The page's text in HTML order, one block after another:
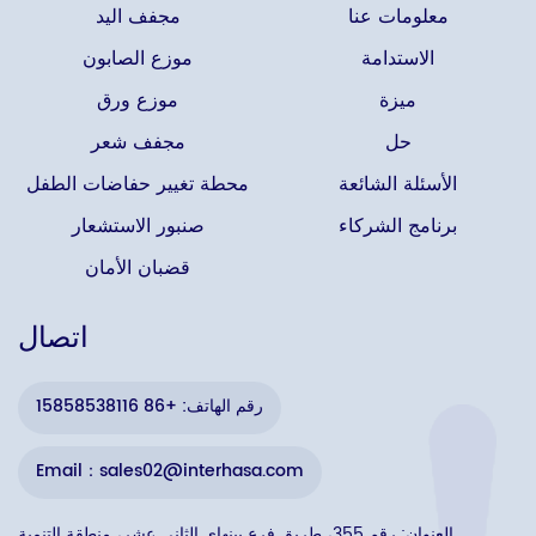
مجفف اليد
موزع الصابون
موزع ورق
مجفف شعر
محطة تغيير حفاضات الطفل
صنبور الاستشعار
قضبان الأمان
معلومات عنا
الاستدامة
ميزة
حل
الأسئلة الشائعة
برنامج الشركاء
اتصال
رقم الهاتف: +86 15858538116
Email：sales02@interhasa.com